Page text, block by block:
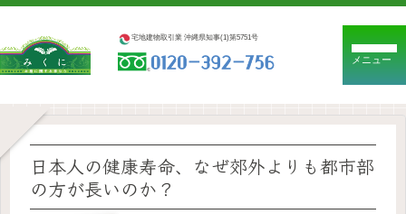
宅地建物取引業 沖縄県知事(1)第5751号
メニュー
日本人の健康寿命、なぜ郊外よりも都市部
の方が長いのか？